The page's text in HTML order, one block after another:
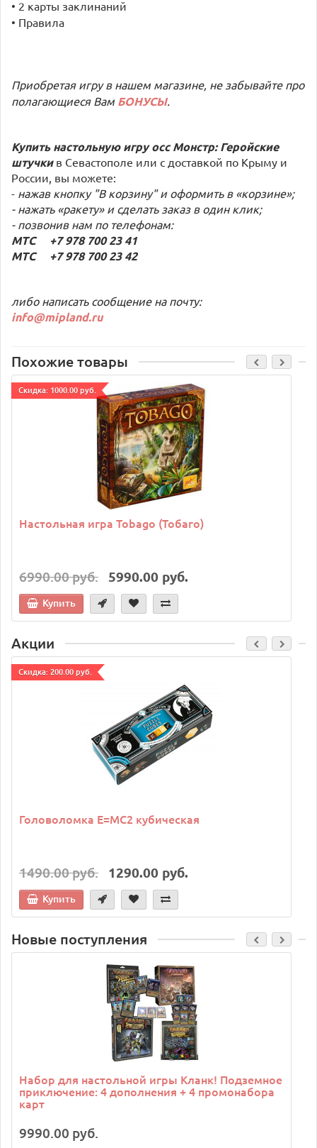
• 2 карты заклинаний
• Правила
Приобретая игру в нашем магазине, не забывайте про
полагающиеся Вам БОНУСЫ.
Купить настольную игруосс Монстр: Геройские
штучки в Севастополе или с доставкой по Крыму и
России, вы можете:
- нажав кнопку "В корзину" и оформить в «корзине»;
- нажать «ракету» и сделать заказ в один клик;
- позвонив нам по телефонам:
МТС +7 978 700 23 41
МТС +7 978 700 23 42
либо написать сообщение на почту:
info@mipland.ru
Похожие товары
Cкидка: 1000.00 руб.
Настольная игра Tobago (Тобаго)
6990.00 руб. 5990.00 руб.
Купить
Акции
Cкидка: 200.00 руб.
Головоломка E=MC2 кубическая
1490.00 руб. 1290.00 руб.
Купить
Новые поступления
Набор для настольной игры Кланк! Подземное
приключение: 4 дополнения + 4 промонабора
карт
9990.00 руб.